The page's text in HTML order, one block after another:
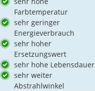
Farbtemperatur
sehr geringer
Energieverbrauch
sehr hoher
Ersetzungswert
sehr hohe Lebensdauer
sehr weiter
Abstrahlwinkel